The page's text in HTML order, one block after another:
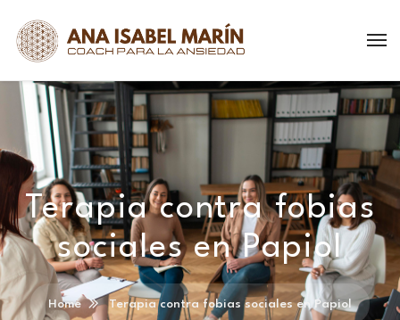
Terapia contra fobias
sociales en Papiol
Home Terapia contra fobias sociales en Papiol